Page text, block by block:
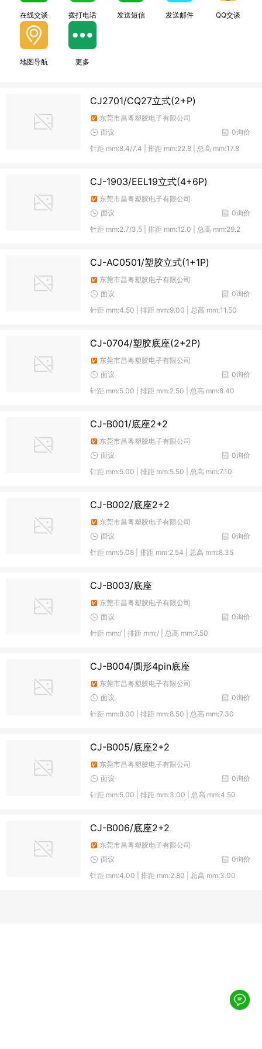
在线交谈 拨打电话 发送短信 发送邮件 QQ交谈
地图导航 更多
CJ2701/CQ27立式(2+P)
东莞市昌粤塑胶电子有限公司
0询价
面议
针距 mm:8.4/7.4 | 排距 mm:22.8 | 总高 mm:17.8
CJ-1903/EEL19立式(4+6P)
东莞市昌粤塑胶电子有限公司
0询价
面议
针距 mm:2.7/3.5 | 排距 mm:12.0 | 总高 mm:29.2
CJ-AC0501/塑胶立式(1+1P)
东莞市昌粤塑胶电子有限公司
0询价
面议
针距 mm:4.50 | 排距 mm:9.00 | 总高 mm:11.50
CJ-0704/塑胶底座(2+2P)
东莞市昌粤塑胶电子有限公司
0询价
面议
针距 mm:5.00 | 排距 mm:2.50 | 总高 mm:8.40
CJ-B001/底座2+2
东莞市昌粤塑胶电子有限公司
0询价
面议
针距 mm:5.00 | 排距 mm:5.50 | 总高 mm:7.10
CJ-B002/底座2+2
东莞市昌粤塑胶电子有限公司
0询价
面议
针距 mm:5.08 | 排距 mm:2.54 | 总高 mm:8.35
CJ-B003/底座
东莞市昌粤塑胶电子有限公司
0询价
面议
针距 mm:/ | 排距 mm:/ | 总高 mm:7.50
CJ-B004/圆形4pin底座
东莞市昌粤塑胶电子有限公司
0询价
面议
针距 mm:8.00 | 排距 mm:8.50 | 总高 mm:7.30
CJ-B005/底座2+2
东莞市昌粤塑胶电子有限公司
0询价
面议
针距 mm:5.00 | 排距 mm:3.00 | 总高 mm:4.50
CJ-B006/底座2+2
东莞市昌粤塑胶电子有限公司
0询价
面议
针距 mm:4.00 | 排距 mm:2.80 | 总高 mm:3.00